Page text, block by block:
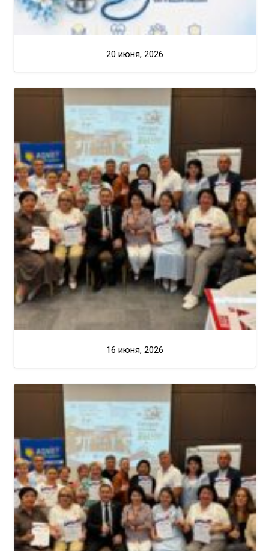
20 июня, 2026
16 июня, 2026